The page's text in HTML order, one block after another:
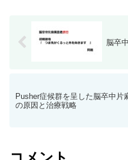
脳卒
Pusher症候群を呈した脳卒中片
の原因と治療戦略